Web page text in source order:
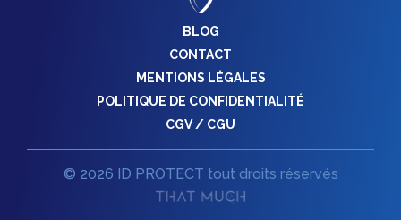
BLOG
CONTACT
MENTIONS LÉGALES
POLITIQUE DE CONFIDENTIALITÉ
CGV / CGU
© 2026 ID PROTECT tout droits réservés